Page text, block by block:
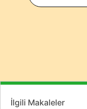
İlgili Makaleler